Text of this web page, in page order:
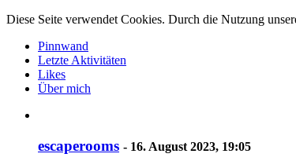
Diese Seite verwendet Cookies. Durch die Nutzung
Pinnwand
Letzte Aktivitäten
Likes
Über mich
escaperooms - 16. August 2023, 19:05